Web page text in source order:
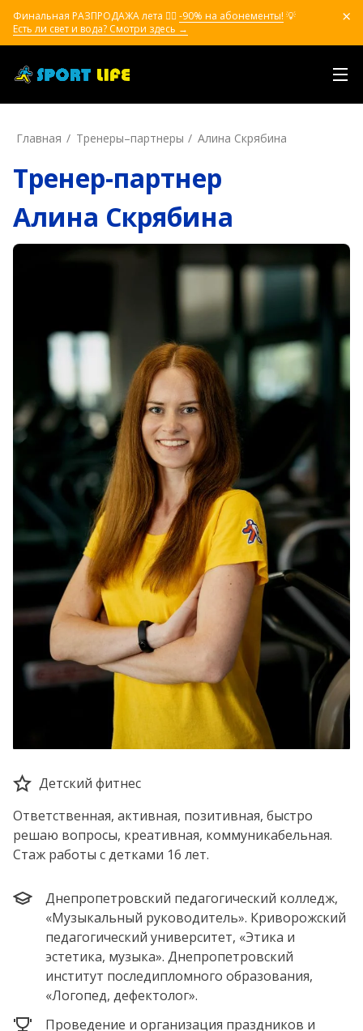
Финальная РАЗПРОДАЖА лета ❤️‍🔥 -90% на абонементы! 💡
Есть ли свет и вода? Смотри здесь →
Главная Тренеры–пapтнepы Алина Скрябина
Тренер-партнер
Алина Скрябина
Детский фитнес
Ответственная, активная, позитивная, быстро
решаю вопросы, креативная, коммуникабельная.
Стаж работы с детками 16 лет.
Днепропетровский педагогический колледж,
«Музыкальный руководитель». Криворожский
педагогический университет, «Этика и
эстетика, музыка». Днепропетровский
институт последипломного образования,
«Логопед, дефектолог».
Проведение и организация праздников и